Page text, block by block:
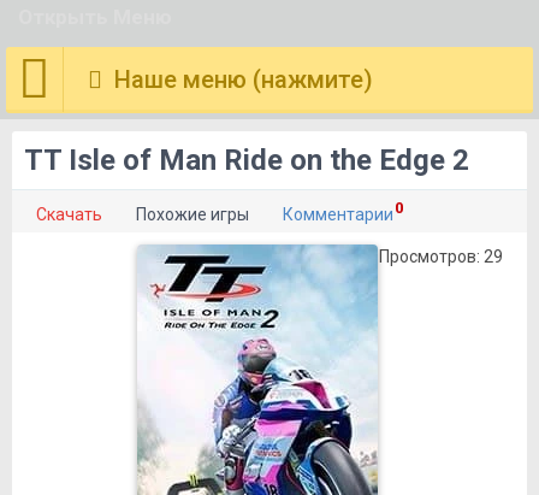
Наше меню (нажмите)
TT Isle of Man Ride on the Edge 2
Скачать Похожие игры Комментарии 0
Просмотров: 29